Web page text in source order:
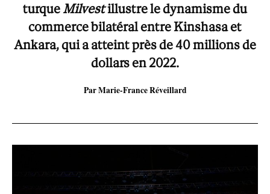
turque Milvestillustre le dynamisme du
commerce bilatéral entre Kinshasa et
Ankara, qui a atteint près de 40 millions de
dollars en 2022.
Par Marie-France Réveillard